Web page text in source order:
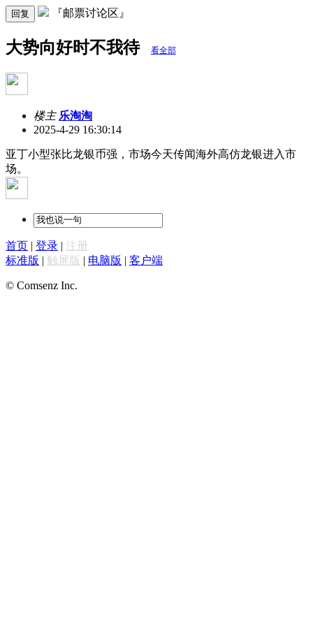
回复 『邮票讨论区』
大势向好时不我待 看全部
楼主 乐淘淘
2025-4-29 16:30:14
亚丁小型张比龙银币强，市场今天传闻海外高仿龙银进入市
场。
首页 | 登录 | 注册
标准版 | 触屏版 | 电脑版 | 客户端
© Comsenz Inc.